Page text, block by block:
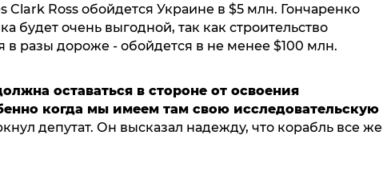
Clark Ross обойдется Украине в $5 млн. Гончаренко
будет очень выгодной, так как строительство
в разы дороже - обойдется в не менее $100 млн.
оставаться в стороне от освоения
когда мы имеем там свою исследовательскую
депутат. Он высказал надежду, что корабль все же